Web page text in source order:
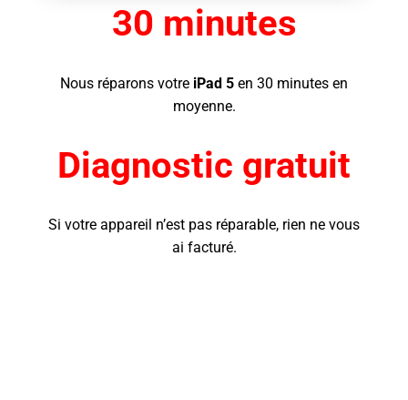
30 minutes
Nous réparons votre iPad 5 en 30 minutes en
moyenne.
Diagnostic gratuit
Si votre appareil n’est pas réparable, rien ne vous
ai facturé.